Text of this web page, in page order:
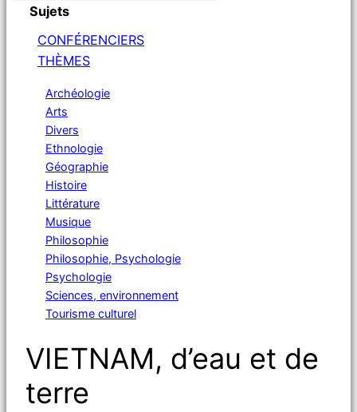
Sujets
CONFÉRENCIERS
THÈMES
Archéologie
Arts
Divers
Ethnologie
Géographie
Histoire
Littérature
Musique
Philosophie
Philosophie, Psychologie
Psychologie
Sciences, environnement
Tourisme culturel
VIETNAM, d’eau et de
terre